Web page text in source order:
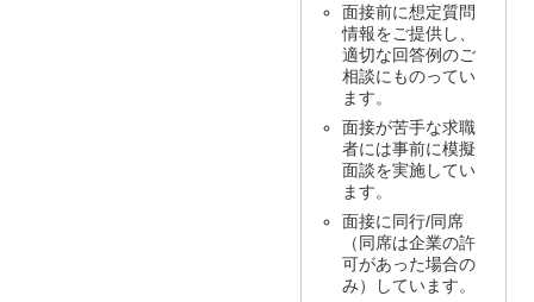
面接前に想定質問
情報をご提供し、
適切な回答例のご
相談にものってい
ます。
面接が苦手な求職
者には事前に模擬
面談を実施してい
ます。
面接に同行/同席
（同席は企業の許
可があった場合の
み）しています。